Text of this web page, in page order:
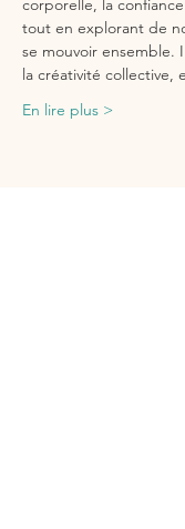
corporelle, la
tout en explorant de
se mouvoir ensemble.
la créativité collective,
En lire plus >